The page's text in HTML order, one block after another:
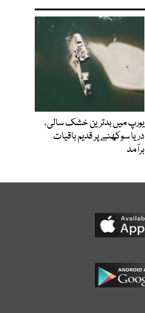
یورپ میں بدترین خشک سالی،
دریا سوکھنے پر قدیم باقیات
برآمد